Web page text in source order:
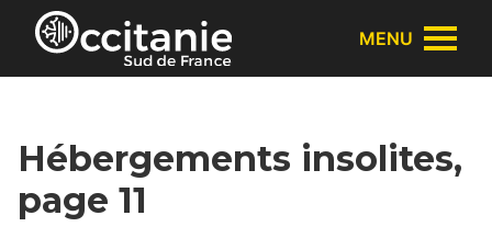
Panneau de gestion des cookies
MENU
Hébergements insolites,
page 11